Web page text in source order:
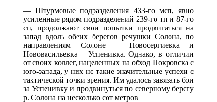
— Штурмовые подразделения 433-го мсп, явно
усиленные рядом подразделений 239-го тп и 87-го
сп, продолжают свои попытки продвигаться на
запад вдоль обеих берегов речушки Солона, по
направлениям Солоне – Новосергиевка и
Нововасильевка – Успенивка. Однако, в отличии
от своих коллег, нацеленных на обход Покровска с
юго-запада, у них не такие значительные успехи с
тактической точки зрения. Им удалось завязать бои
за Успенивку и продвинуться по северному берегу
р. Солона на несколько сот метров.